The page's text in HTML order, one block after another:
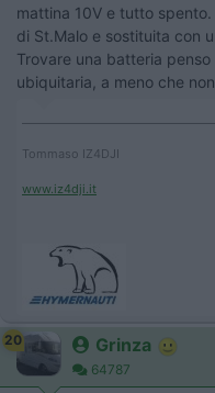
mattina 10V e tutto
di St.Malo e sostituita con
Trovare una batteria
ubiquitaria, a meno che
Tommaso IZ4DJI
www.iz4dji.it
20 Grinza
64787